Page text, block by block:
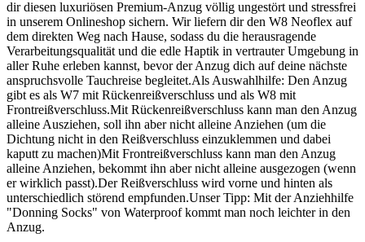
dir diesen luxuriösen Premium-Anzug völlig ungestört und stressfrei
in unserem Onlineshop sichern. Wir liefern dir den W8 Neoflex auf
dem direkten Weg nach Hause, sodass du die herausragende
Verarbeitungsqualität und die edle Haptik in vertrauter Umgebung in
aller Ruhe erleben kannst, bevor der Anzug dich auf deine nächste
anspruchsvolle Tauchreise begleitet.Als Auswahlhilfe: Den Anzug
gibt es als W7 mit Rückenreißverschluss und als W8 mit
Frontreißverschluss.Mit Rückenreißverschluss kann man den Anzug
alleine Ausziehen, soll ihn aber nicht alleine Anziehen (um die
Dichtung nicht in den Reißverschluss einzuklemmen und dabei
kaputt zu machen)Mit Frontreißverschluss kann man den Anzug
alleine Anziehen, bekommt ihn aber nicht alleine ausgezogen (wenn
er wirklich passt).Der Reißverschluss wird vorne und hinten als
unterschiedlich störend empfunden.Unser Tipp: Mit der Anziehhilfe
"Donning Socks" von Waterproof kommt man noch leichter in den
Anzug.